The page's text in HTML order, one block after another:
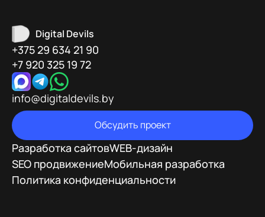
Digital Devils
+375 29 634 21 90
+7 920 325 19 72
info@digitaldevils.by
Обсудить проект
Разработка сайтовWEB-дизайн
SEO продвижениеМобильная разработка
Политика конфиденциальности